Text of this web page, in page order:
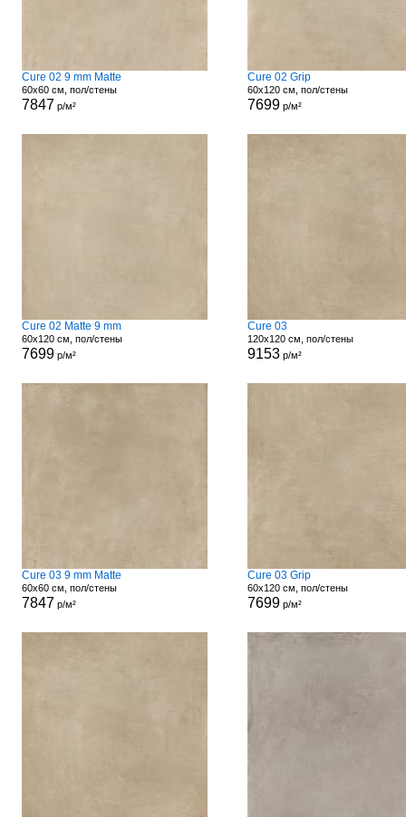
Cure 02 9 mm Matte
60x60 см, пол/стены
7847 р/м²
Cure 02 Grip
60x120 см, пол/стены
7699р/м²
Cure 02 Matte 9 mm
60x120 см, пол/стены
7699р/м²
Cure 03
120x120 см, пол/стены
9153р/м²
Cure 03 9 mm Matte
60x60 см, пол/стены
7847 р/м²
Cure 03 Grip
60x120 см, пол/стены
7699р/м²